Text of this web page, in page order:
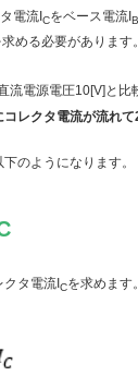
電流I Cをベース電流I B
求める必要があります。
流電源電圧10[V]と比
レクタ電流が流れ
のようになります。
クタ電流ICを求めます。